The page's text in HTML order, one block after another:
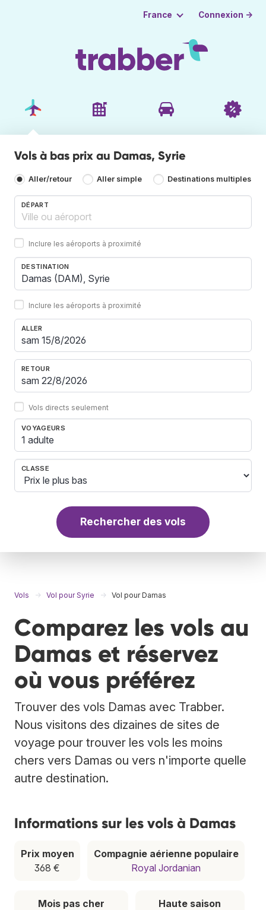
France Connexion →
Vols à bas prix au Damas, Syrie
Aller/retour Aller simple Destinations multiples
DÉPART
Inclure les aéroports à proximité
DESTINATION
Inclure les aéroports à proximité
ALLER
RETOUR
Vols directs seulement
VOYAGEURS
1 adulte
CLASSE
Rechercher des vols
Vols Vol pour Syrie Vol pour Damas
Comparez les vols au
Damas et réservez
où vous préférez
Trouver des vols Damas avec Trabber.
Nous visitons des dizaines de sites de
voyage pour trouver les vols les moins
chers vers Damas ou vers n'importe quelle
autre destination.
Informations sur les vols à Damas
Prix moyen
368 €
Compagnie aérienne populaire
Royal Jordanian
Mois pas cher
Haute saison